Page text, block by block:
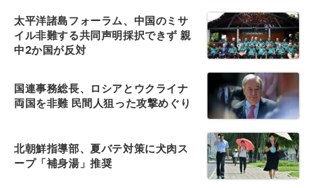
太平洋諸島フォーラム、中国のミサ
イル非難する共同声明採択できず 親
中2か国が反対
国連事務総長、ロシアとウクライナ
両国を非難 民間人狙った攻撃めぐり
北朝鮮指導部、夏バテ対策に犬肉ス
ープ「補身湯」推奨